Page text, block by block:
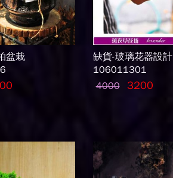
盆栽
缺貨-玻璃花器設計
106011301
4000
3200